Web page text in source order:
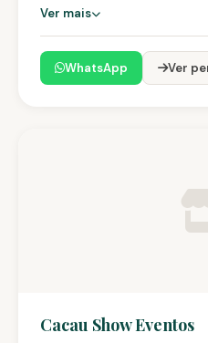
qualidade, selecionados,
entregar o melhor
bolos confeitados, doces
também oferecemos um
fazemos a tantos anos!
Ver mais
WhatsApp Ver
Cacau Show Eventos